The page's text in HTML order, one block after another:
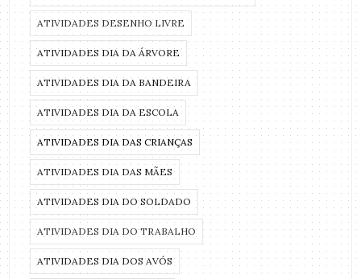
ATIVIDADES DESENHO LIVRE
ATIVIDADES DIA DA ÁRVORE
ATIVIDADES DIA DA BANDEIRA
ATIVIDADES DIA DA ESCOLA
ATIVIDADES DIA DAS CRIANÇAS
ATIVIDADES DIA DAS MÃES
ATIVIDADES DIA DO SOLDADO
ATIVIDADES DIA DO TRABALHO
ATIVIDADES DIA DOS AVÓS